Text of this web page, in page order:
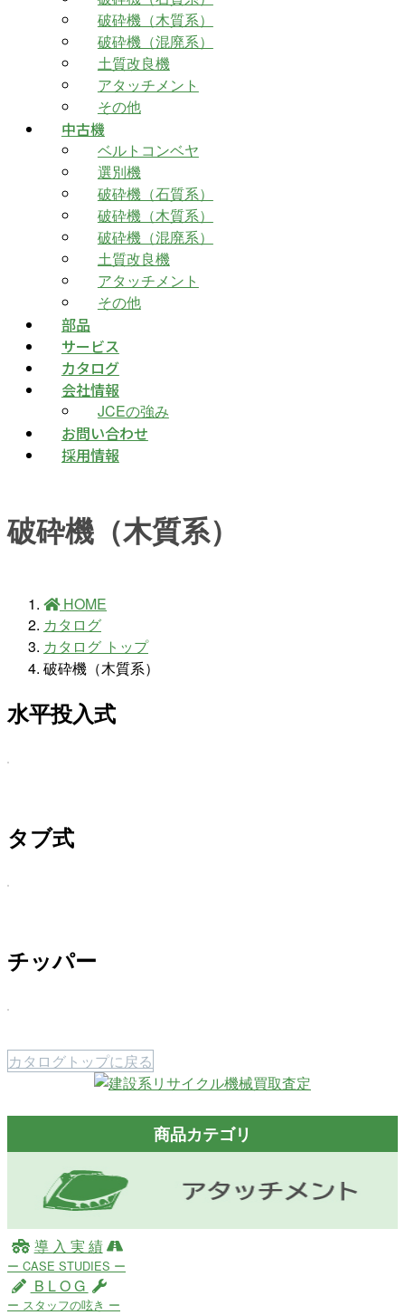
破砕機（木質系）
破砕機（混廃系）
土質改良機
アタッチメント
その他
中古機
ベルトコンベヤ
選別機
破砕機（石質系）
破砕機（木質系）
破砕機（混廃系）
土質改良機
アタッチメント
その他
部品
サービス
カタログ
会社情報
JCEの強み
お問い合わせ
採用情報
破砕機（木質系）
HOME
カタログ
カタログ トップ
破砕機（木質系）
水平投入式
タブ式
チッパー
カタログトップに戻る
商品カテゴリ
導 入 実 績
ー CASE STUDIES ー
B L O G
ー スタッフの呟き ー